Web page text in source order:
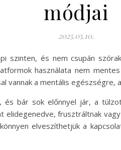
módjai
2025.05.10.
szinten, és nem csupán
használata nem
vannak a mentális egészségre,
és bár sok előnnyel jár, a
elidegenedve, frusztráltnak
elveszíthetjük a